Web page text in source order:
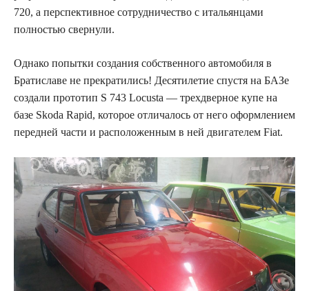
720, а перспективное сотрудничество с итальянцами
полностью свернули.
Однако попытки создания собственного автомобиля в
Братиславе не прекратились! Десятилетие спустя на БАЗе
создали прототип S 743 Locusta — трехдверное купе на
базе Skoda Rapid, которое отличалось от него оформлением
передней части и расположенным в ней двигателем Fiat.